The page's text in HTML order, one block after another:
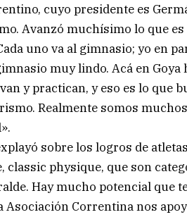
cuyo presidente es
Avanzó muchísimo lo que
uno va al gimnasio; yo en
muy lindo. Acá en
y practican, y eso es lo que
Realmente somos
sobre los logros de
classic physique, que son
Hay mucho potencial que
Asociación Correntina nos